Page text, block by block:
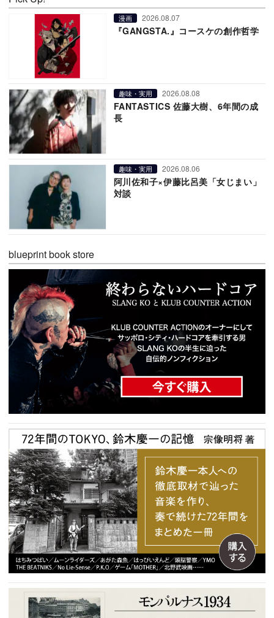
漫画 2026.08.07
『GANGSTA.』コースケの創作哲学
趣味・実用 2026.08.08
FANTASTICS 佐藤大樹、6年間の成
長
趣味・実用 2026.08.06
阿川佐和子×伊藤比呂美「女じまい」
対談
blueprint book store